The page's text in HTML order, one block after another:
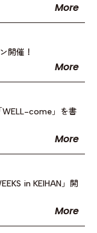
More
開催！
More
WELL-come」を書
More
in KEIHAN」開
More